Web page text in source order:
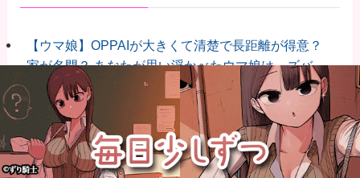
【ウマ娘】OPPAIが大きくて清楚で長距離が得意？
家が名門？ あなたが思い浮かべたウマ娘は…ズバ
リ！
に匿名トレーナー より
【ウマ娘】なんでも聞いてくれるっていいましたよ
ね？に匿名トレーナーより
【ウマ娘】なんでも聞いてくれるっていいましたよ